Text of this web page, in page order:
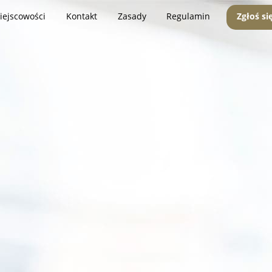
Kontakt Zasady Regulamin Zgłoś